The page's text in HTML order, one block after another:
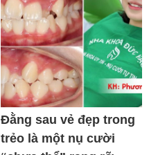
Đằng sau vẻ đẹp trong
trẻo là một nụ cười